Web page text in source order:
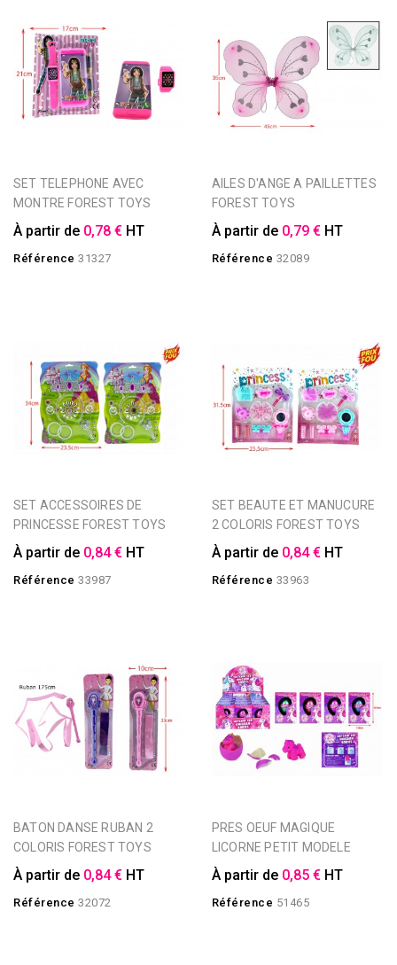
SET TELEPHONE AVEC
MONTRE FOREST TOYS
À partir de 0,78 € HT
Référence 31327
AILES D'ANGE A PAILLETTES
FOREST TOYS
À partir de 0,79 € HT
Référence 32089
SET ACCESSOIRES DE
PRINCESSE FOREST TOYS
À partir de 0,84 € HT
Référence 33987
SET BEAUTE ET MANUCURE
2 COLORIS FOREST TOYS
À partir de 0,84 € HT
Référence 33963
BATON DANSE RUBAN 2
COLORIS FOREST TOYS
À partir de 0,84 € HT
Référence 32072
PRES OEUF MAGIQUE
LICORNE PETIT MODELE
À partir de 0,85 € HT
Référence 51465